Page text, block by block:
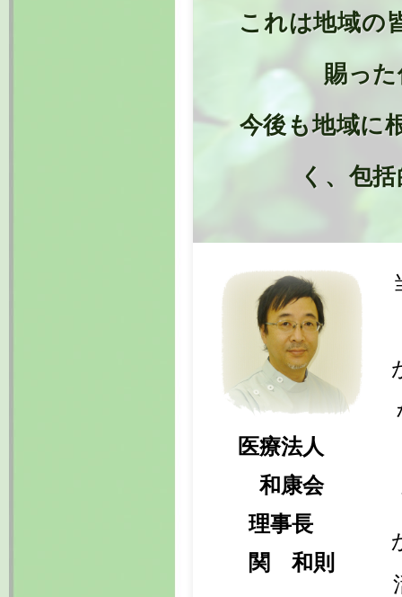
これは地域の
賜っ
今後も地域に
く、包
医療法人
和康会
理事長
関 和則